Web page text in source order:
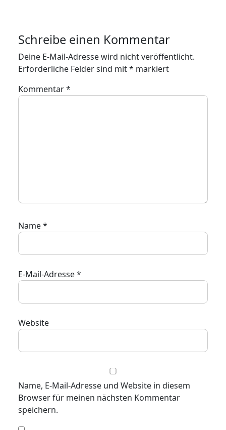
Schreibe einen Kommentar
Deine E-Mail-Adresse wird nicht veröffentlicht.
Erforderliche Felder sind mit* markiert
Kommentar*
Name*
E-Mail-Adresse*
Website
Name, E-Mail-Adresse und Website in diesem
Browser für meinen nächsten Kommentar
speichern.